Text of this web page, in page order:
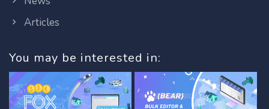
Articles
You may be interested in: